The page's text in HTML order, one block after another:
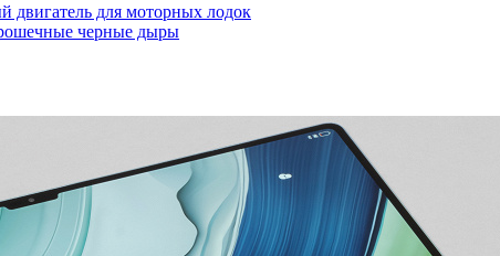
двигатель для моторных лодок
черные дыры